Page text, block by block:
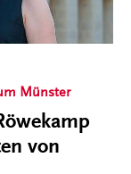
Münster
von